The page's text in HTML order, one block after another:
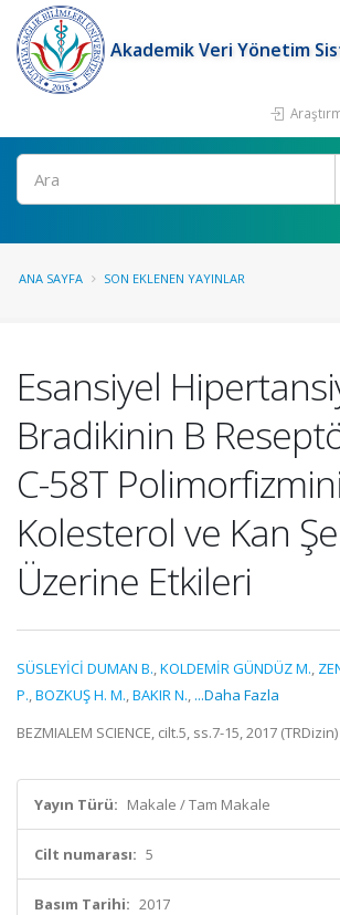
Akademik Veri Yönetim
Ara
ANA SAYFA SON EKLENEN YAYINLAR
Esansiyel
Bradikinin B
C-58T
Kolesterol ve Kan
Üzerine Etkileri
SÜSLEYİCİ DUMAN B.,KOLDEMİR GÜNDÜZ M.,
P.,BOZKUŞ H. M.,BAKIR N., ...Daha Fazla
BEZMIALEM SCIENCE, cilt.5, ss.7-15, 2017 (TRDizin)
Yayın Türü: Makale / Tam Makale
Cilt numarası: 5
Basım Tarihi: 2017